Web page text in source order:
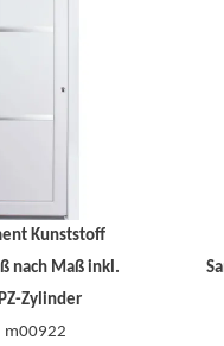
Kunststoff
nach Maß inkl.
Zylinder
m00922